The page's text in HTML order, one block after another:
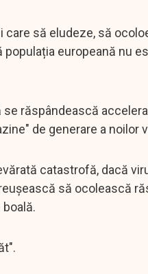
să eludeze, să
europeană nu
răspândească
de generare a noilor
catastrofă, dacă
să ocolească